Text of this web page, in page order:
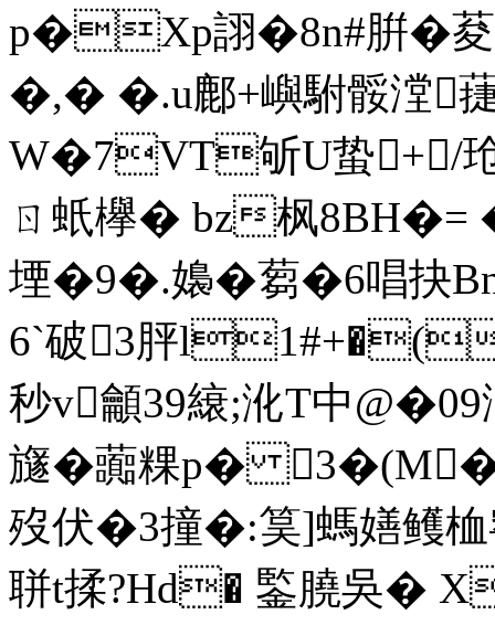
p�Xp詡�8n#腁�
�,� �.u鄜+嶼駙骽漟
W�7VT斪U蛰+/
ㄖ 蚔欅� bz枫8BH�= �
堙�9�.嬝�蒭�6唱抉
6`破3胓l1#+�(
秒v龥39縗;沎T中
旞�虈粿p�
歿伏�3撞�:筽]螞嫸鳠
聠t揉?Hd� 鍳膮吳�